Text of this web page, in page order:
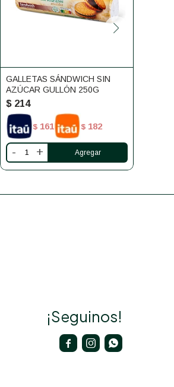
GALLETAS SÁNDWICH SIN
AZÚCAR GULLÓN 250G
$ 214
$ 161 $ 182
- +
¡Seguinos!
  